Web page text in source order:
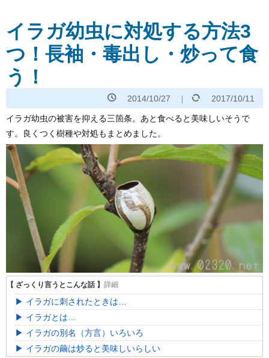
イラガ幼虫に対処する方法3
つ！長袖・毒出し・炒って食
う！
2014/10/27 2017/10/11
イラガ幼虫の被害を抑える三箇条。あと食べると美味しいそうで
す。良くつく樹種や対処もまとめました。
イラガに刺されたときは…
イラガとは…
イラガの別名（方言）いろいろ
イラガの繭は炒ると美味しいらしい